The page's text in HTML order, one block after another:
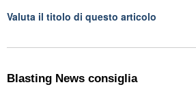
Valuta il titolo di questo articolo
Blasting News consiglia